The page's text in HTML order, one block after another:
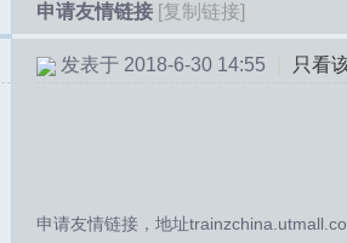
› ›
申请友情链接 [复制链接]
发表于 2018-6-30 14:55 只看
申请友情链接，地址